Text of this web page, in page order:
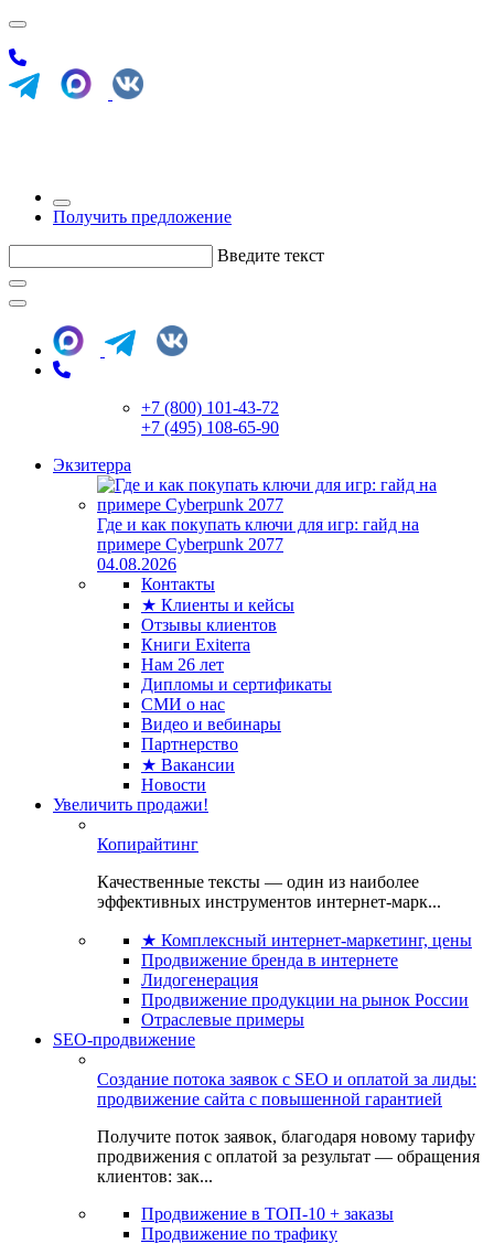
Получить предложение
Введите текст
+7 (800) 101-43-72
+7 (495) 108-65-90
Экзитерра
Где и как покупать ключи для игр: гайд на
примере Cyberpunk 2077
04.08.2026
Контакты
★ Клиенты и кейсы
Отзывы клиентов
Книги Exiterra
Нам 26 лет
Дипломы и сертификаты
СМИ о нас
Видео и вебинары
Партнерство
★ Вакансии
Новости
Увеличить продажи!
Копирайтинг
Качественные тексты — один из наиболее
эффективных инструментов интернет-марк...
★ Комплексный интернет-маркетинг, цены
Продвижение бренда в интернете
Лидогенерация
Продвижение продукции на рынок России
Отраслевые примеры
SEO-продвижение
Создание потока заявок с SEO и оплатой за лиды:
продвижение сайта с повышенной гарантией
Получите поток заявок, благодаря новому тарифу
продвижения с оплатой за результат — обращения
клиентов: зак...
Продвижение в ТОП-10 + заказы
Продвижение по трафику